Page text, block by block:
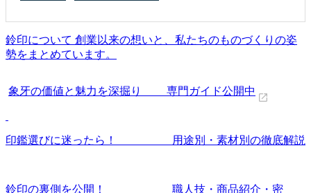
鈴印について 創業以来の想いと、私たちのものづくりの姿
勢をまとめています。
象牙の価値と魅力を深掘り 専門ガイド公開中
印鑑選びに迷ったら！ 用途別・素材別の徹底解説
鈴印の裏側を公開！ 職人技・商品紹介・密